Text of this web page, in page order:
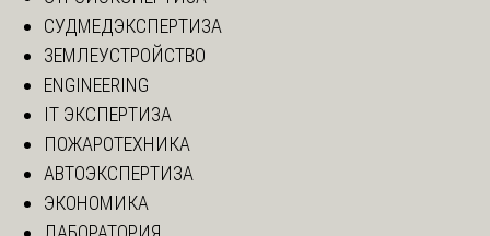
СУДМЕДЭКСПЕРТИЗА
ЗЕМЛЕУСТРОЙСТВО
ENGINEERING
IT ЭКСПЕРТИЗА
ПОЖАРОТЕХНИКА
АВТОЭКСПЕРТИЗА
ЭКОНОМИКА